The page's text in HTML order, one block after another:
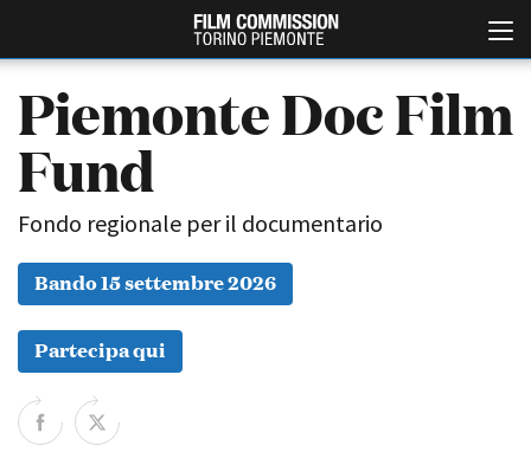
Chi siamo
Storia della Fondazione
Piemonte Doc Film
Fund
Fondo regionale per il documentario
Bando 15 settembre 2026
Partecipa qui